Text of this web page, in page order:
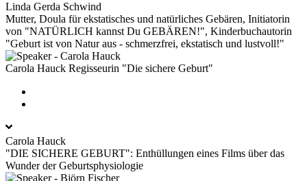
Linda Gerda Schwind
Mutter, Doula für ekstatisches und natürliches Gebären, Initiatorin
von "NATÜRLICH kannst Du GEBÄREN!", Kinderbuchautorin
"Geburt ist von Natur aus - schmerzfrei, ekstatisch und lustvoll!"
Carola Hauck Regisseurin "Die sichere Geburt"
Carola Hauck
"DIE SICHERE GEBURT": Enthüllungen eines Films über das
Wunder der Geburtsphysiologie